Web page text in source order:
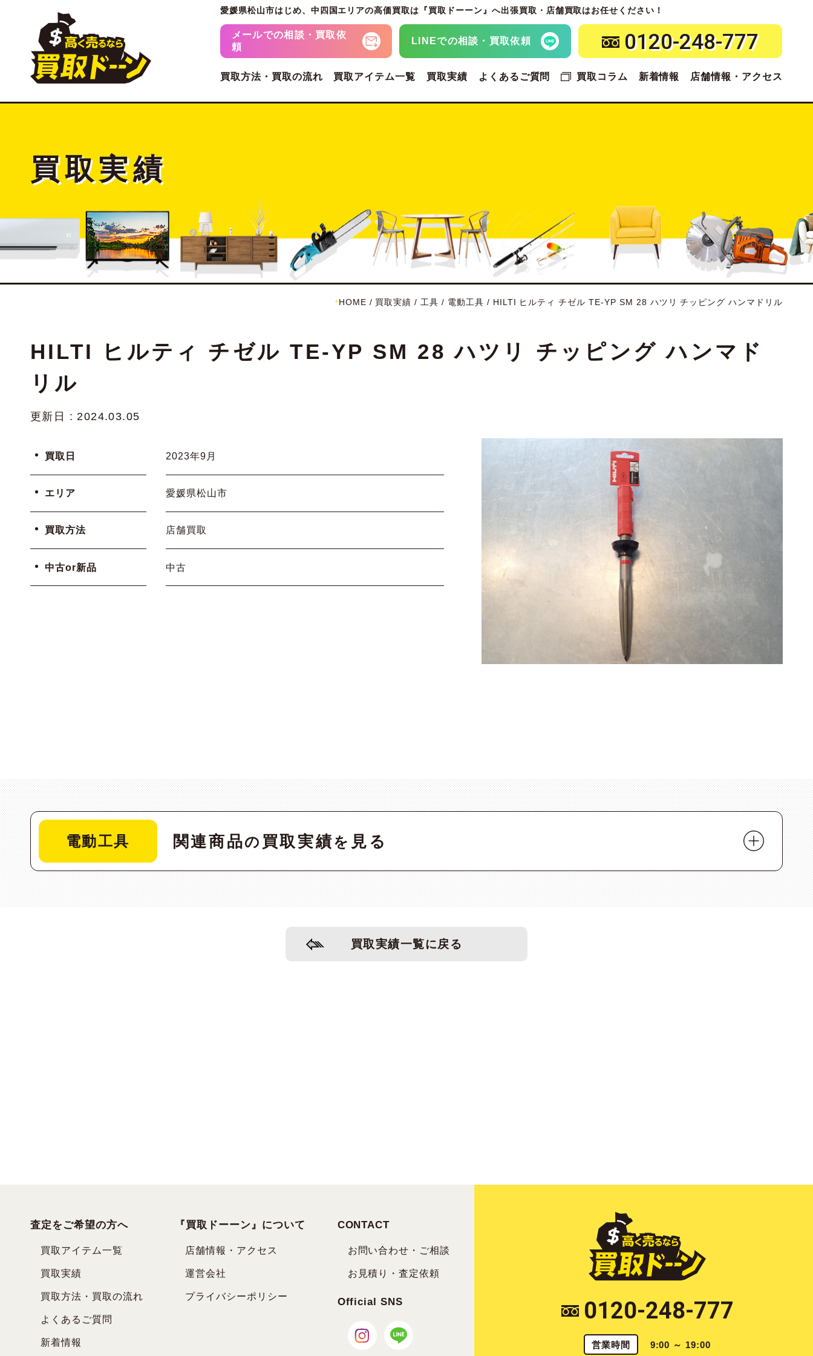
愛媛県松山市はじめ、 中四国エリアの高価買取は『買取ドーーン』へ出張買取・店舗買取はお任せください！
メールでの相談・買取依
頼
LINEでの相談・買取依頼 0120-248-777
買取方法・買取の流れ 買取アイテム一覧 買取実績 よくあるご質問 買取コラム 新着情報 店舗情報・アクセス
買取実績
HOME / 買取実績 / 工具 / 電動工具 / HILTI ヒルティ チゼル TE-YP SM 28 ハツリ チッピング ハンマドリル
HILTI ヒルティ チゼル TE-YP SM 28 ハツリ チッピング ハンマド
リル
更新日 : 2024.03.05
買取日 2023年9月
エリア 愛媛県松山市
買取方法 店舗買取
中古or新品 中古
電動工具 関連商品の 買取実績を 見る
買取実績一覧に戻る
査定をご希望の方へ
買取アイテム一覧
買取実績
買取方法・買取の流れ
よくあるご質問
新着情報
『買取ドーーン』について
店舗情報・アクセス
運営会社
プライバシーポリシー
CONTACT
お問い合わせ・ご相談
お見積り・査定依頼
Official SNS 0120-248-777
営業時間 9:00 ～ 19:00